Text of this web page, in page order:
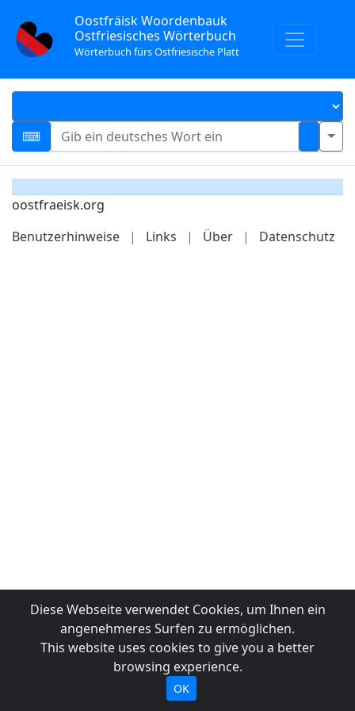
Oostfräisk Woordenbauk
Ostfriesisches Wörterbuch
Wörterbuch fürs Ostfriesische Platt
oostfraeisk.org
Benutzerhinweise
| Links | Über | Datenschutz
Diese Webseite verwendet Cookies, um Ihnen ein
angenehmeres Surfen zu ermöglichen.
This website uses cookies to give you a better
browsing experience.
OK